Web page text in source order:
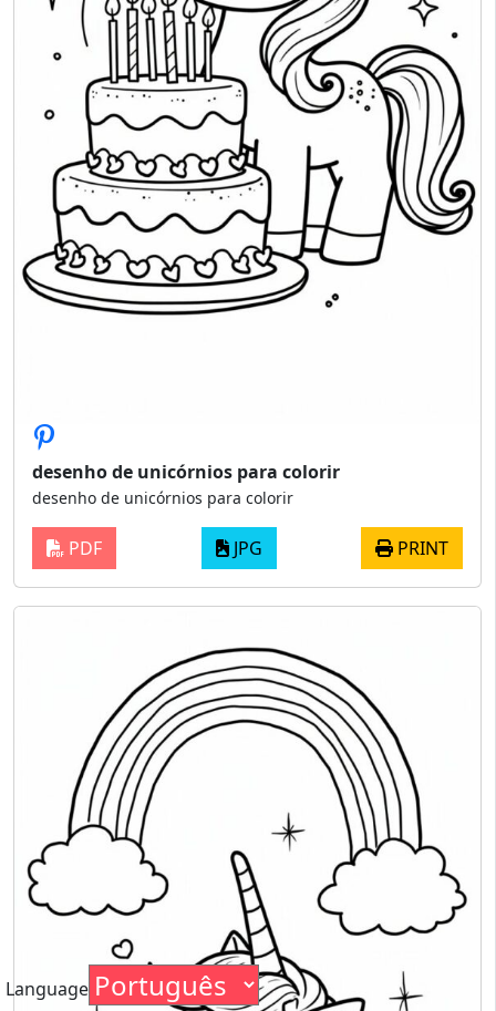
desenho de unicórnios para colorir
desenho de unicórnios para colorir
PDF JPG PRINT
Language